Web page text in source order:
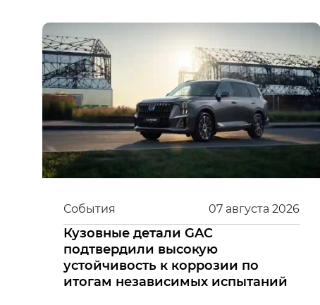
07 августа 2026
События
Кузовные детали GAC
подтвердили высокую
устойчивость к коррозии по
итогам независимых испытаний